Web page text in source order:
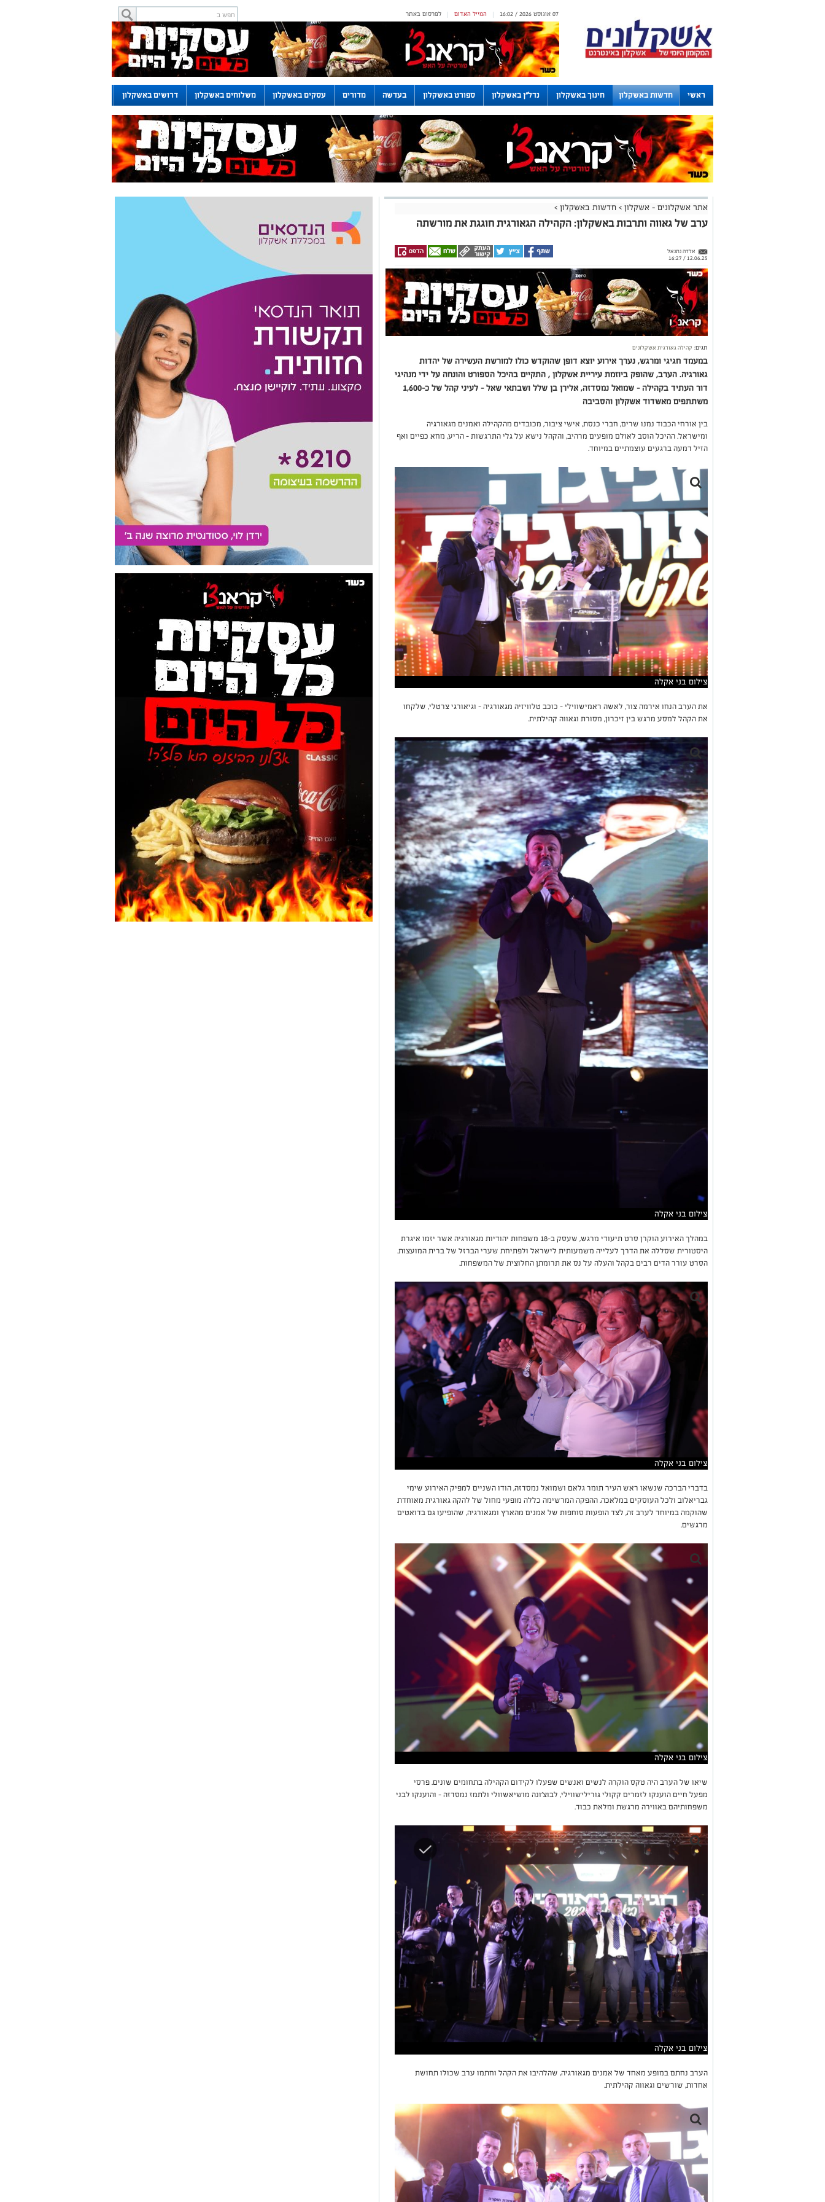
לפרסום באתר | המייל האדום | 07 אוגוסט 2026 / 16:02
ראשי חדשות באשקלון חינוך באשקלון נדל"ן באשקלון ספורט באשקלון בעדשה מדורים עסקים באשקלון משלוחים באשקלון דרושים באשקלון
לוחות
אתר אשקלונים - אשקלון > חדשות באשקלון >
ערב של גאווה ותרבות באשקלון: הקהילה הגאורגית חוגגת את מורשתה
אלדה נתנאל
12.06.25 / 16:27
תגים: קהילה גאורגית אשקלונים
במעמד חגיגי ומרגש, נערך אירוע יוצא דופן שהוקדש כולו למורשת העשירה של יהדות
גאורגיה. הערב, שהופק ביוזמת עיריית אשקלון , התקיים בהיכל הספורט והונחה על ידי מנהיגי
דור העתיד בקהילה – שמואל נמסדזה, אלירן בן שלל ושבתאי שאל – לעיני קהל של כ-1,600
משתתפים מאשדוד אשקלון והסביבה
בין אורחי הכבוד נמנו שרים, חברי כנסת, אישי ציבור, מכובדים מהקהילה ואמנים מגאורגיה
ומישראל. ההיכל הוסב לאולם מופעים מרהיב, והקהל נישא על גלי התרגשות – הריע, מחא כפיים ואף
הזיל דמעה ברגעים עוצמתיים במיוחד.
צילום בני אקלה
את הערב הנחו אירמה צור, לאשה ראמישווילי – כוכב טלוויזיה מגאורגיה – וגיאורגי צרטלי, שלקחו
את הקהל למסע מרגש בין זיכרון, מסורת וגאווה קהילתית.
צילום בני אקלה
במהלך האירוע הוקרן סרט תיעודי מרגש, שעסק ב-18 משפחות יהודיות מגאורגיה אשר יזמו איגרת
היסטורית שסללה את הדרך לעלייה משמעותית לישראל ולפתיחת שערי הברזל של ברית המועצות.
הסרט עורר הדים רבים בקהל והעלה על נס את תרומתן החלוצית של המשפחות.
צילום בני אקלה
בדברי הברכה שנשאו ראש העיר תומר גלאם ושמואל נמסדזה, הודו השניים למפיק האירוע שימי
גבריאלוב ולכל העוסקים במלאכה. ההפקה המרשימה כללה מופעי מחול של להקה גאורגית מאוחדת
שהוקמה במיוחד לערב זה, לצד הופעות סוחפות של אמנים מהארץ ומגאורגיה, שהופיעו גם בדואטים
מרגשים.
צילום בני אקלה
שיאו של הערב היה טקס הוקרה לנשים ואנשים שפעלו לקידום הקהילה בתחומים שונים. פרסי
מפעל חיים הוענקו לזמרים קקולי גורילישווילי, לבוצ’ונה מושיאשוולי ולתמז נמסדזה – והוענקו לבני
משפחותיהם באווירה מרגשת ומלאת כבוד.
צילום בני אקלה
הערב נחתם במופע מאחד של אמנים מגאורגיה, שהלהיבו את הקהל וחתמו ערב שכולו תחושת
אחדות, שורשים וגאווה קהילתית.